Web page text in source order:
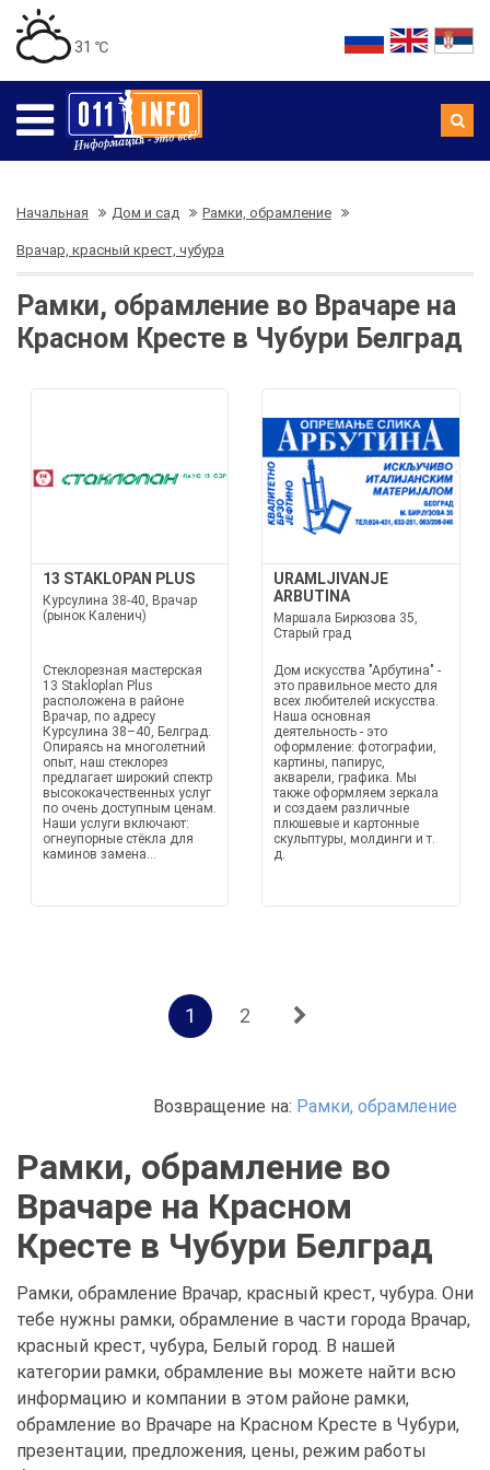
31 ℃
Начальная Дом и сад Рамки, обрамление
Врачар, красный крест, чубура
Рамки, обрамление во Врачаре на
Красном Кресте в Чубури Белград
13 STAKLOPAN PLUS
Курсулина 38-40, Врачар
(рынок Каленич)
Стеклорезная мастерская
13 Stakloplan Plus
расположена в районе
Врачар, по адресу
Курсулина 38–40, Белград.
Опираясь на многолетний
опыт, наш стеклорез
предлагает широкий спектр
высококачественных услуг
по очень доступным ценам.
Наши услуги включают:
огнеупорные стёкла для
каминов замена...
URAMLJIVANJE
ARBUTINA
Маршала Бирюзова 35,
Старый град
Дом искусства "Арбутина" -
это правильное место для
всех любителей искусства.
Наша основная
деятельность - это
оформление: фотографии,
картины, папирус,
акварели, графика. Мы
также оформляем зеркала
и создаем различные
плюшевые и картонные
скульптуры, молдинги и т.
д.
1 2
Возвращение на: Рамки, обрамление
Рамки, обрамление во
Врачаре на Красном
Кресте в Чубури Белград
Рамки, обрамление Врачар, красный крест, чубура. Они
тебе нужны рамки, обрамление в части города Врачар,
красный крест, чубура, Белый город. В нашей
категории рамки, обрамление вы можете найти всю
информацию и компании в этом районе рамки,
обрамление во Врачаре на Красном Кресте в Чубури,
презентации, предложения, цены, режим работы